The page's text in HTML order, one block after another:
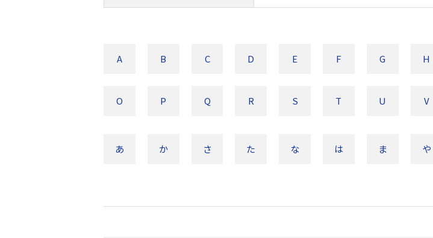
A B C D E F G H
O P Q R S T U V
あ か さ た な は ま や